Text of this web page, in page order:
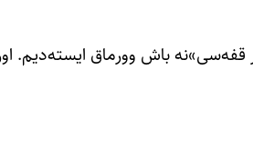
قفه‌سی»نه باش وورماق ایسته‌دیم.